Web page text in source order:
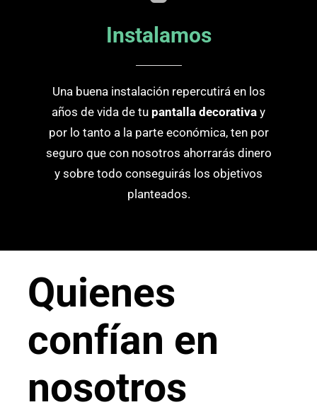
Instalamos
Una buena instalación repercutirá en los
años de vida de tu pantalla decorativa y
por lo tanto a la parte económica, ten por
seguro que con nosotros ahorrarás dinero
y sobre todo conseguirás los objetivos
planteados.
Quienes
confían en
nosotros